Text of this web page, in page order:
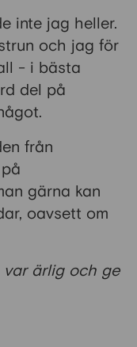
inte jag heller.
och jag för
- i bästa
del på
från
gärna kan
oavsett om
var ärlig och ge